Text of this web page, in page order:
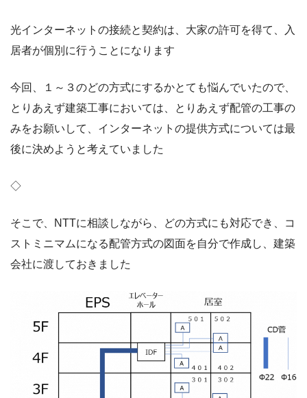
光インターネットの接続と契約は、大家の許可を得て、入
居者が個別に行うことになります
今回、１～３のどの方式にするかとても悩んでいたので、
とりあえず建築工事においては、とりあえず配管の工事の
みをお願いして、インターネットの提供方式については最
後に決めようと考えていました
◇
そこで、NTTに相談しながら、どの方式にも対応でき、コ
ストミニマムになる配管方式の図面を自分で作成し、建築
会社に渡しておきました